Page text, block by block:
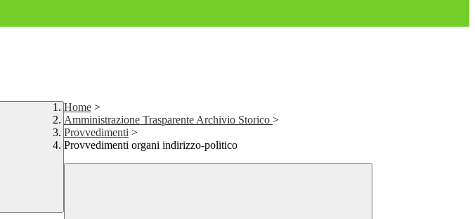
Home >
Amministrazione Trasparente Archivio Storico >
Provvedimenti >
Provvedimenti organi indirizzo-politico